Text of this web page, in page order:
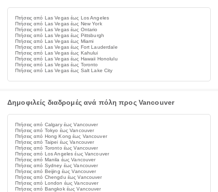
Πτήσεις από Las Vegas έως Los Angeles
Πτήσεις από Las Vegas έως New York
Πτήσεις από Las Vegas έως Ontario
Πτήσεις από Las Vegas έως Pittsburgh
Πτήσεις από Las Vegas έως Miami
Πτήσεις από Las Vegas έως Fort Lauderdale
Πτήσεις από Las Vegas έως Kahului
Πτήσεις από Las Vegas έως Hawaii Honolulu
Πτήσεις από Las Vegas έως Toronto
Πτήσεις από Las Vegas έως Salt Lake City
Δημοφιλείς διαδρομές ανά πόλη προς Vancouver
Πτήσεις από Calgary έως Vancouver
Πτήσεις από Tokyo έως Vancouver
Πτήσεις από Hong Kong έως Vancouver
Πτήσεις από Taipei έως Vancouver
Πτήσεις από Toronto έως Vancouver
Πτήσεις από Los Angeles έως Vancouver
Πτήσεις από Manila έως Vancouver
Πτήσεις από Sydney έως Vancouver
Πτήσεις από Beijing έως Vancouver
Πτήσεις από Chengdu έως Vancouver
Πτήσεις από London έως Vancouver
Πτήσεις από Bangkok έως Vancouver